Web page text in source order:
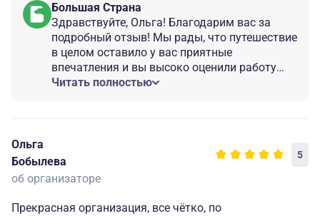
событиями) — 5*
- Витославлицы — Никита охотно всё рассказал о
месте и об основателе, особенностях и истории домов.
Но побывать здесь и не войти в открытые избы и
церкви — очень странно, пока мы сами не решили
у смотрящих.
- Сопровождение в Старую Руссу — 4* (туристам все
важна историческая и уникальная особенность,
Большая Страна
Здравствуйте, Ольга! Благодарим вас за
подробный отзыв! Мы рады, что путешествие
в целом оставило у вас приятные
впечатления и вы высоко оценили работу
водителя Дмитрия и гида Никиты! Мы
Старую Руссу. Будем рады видеть вас и в
Читать полностью
Ольга
Бобылева
5
об организаторе
Прекрасная организация, все чётко, по